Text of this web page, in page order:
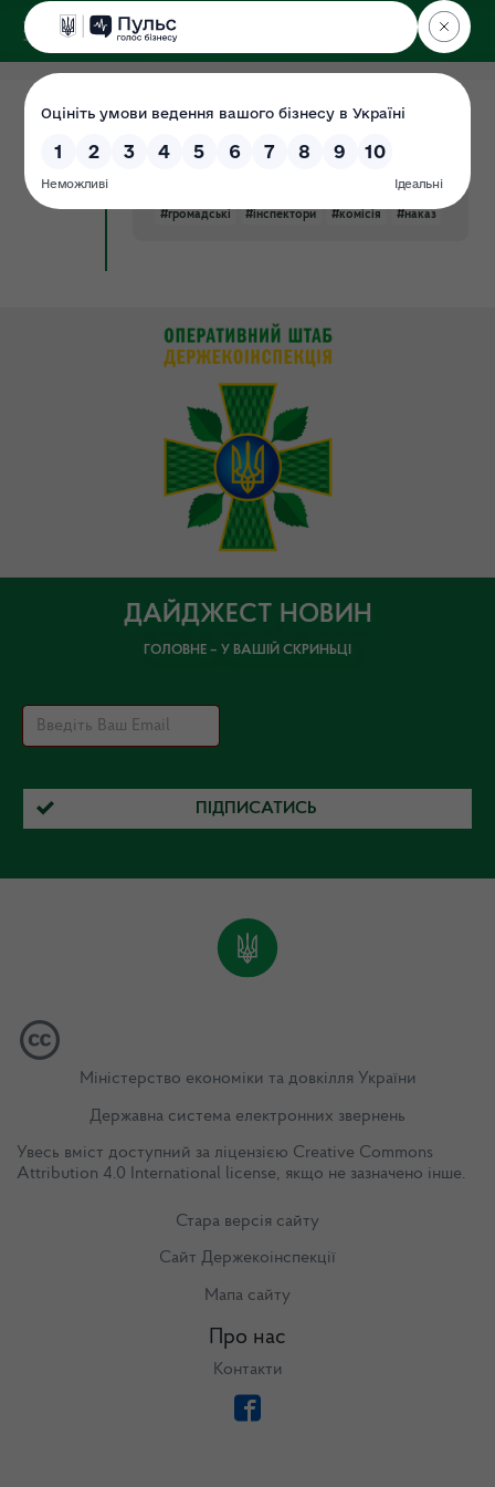
ДЕРЖЕКОІНСПЕКЦІЯ
у Хмельницькій області
05.03.2020
Документ
затвердження складу Комісії з
#громадські #інспектори #комісія #наказ
ДАЙДЖЕСТ НОВИН
ГОЛОВНЕ – У ВАШІЙ СКРИНЬЦІ
ПІДПИСАТИСЬ
Міністерство економіки та довкілля України
Державна система електронних звернень
Увесь вміст доступний за ліцензією Creative Commons
Attribution 4.0 International license, якщо не зазначено інше.
Стара версія сайту
Сайт Держекоінспекції
Мапа сайту
Про нас
Контакти